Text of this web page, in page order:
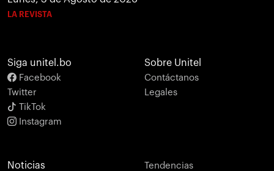
LA REVISTA
Siga unitel.bo
Facebook
Twitter
TikTok
Instagram
Sobre Unitel
Contáctanos
Legales
Noticias
Tendencias